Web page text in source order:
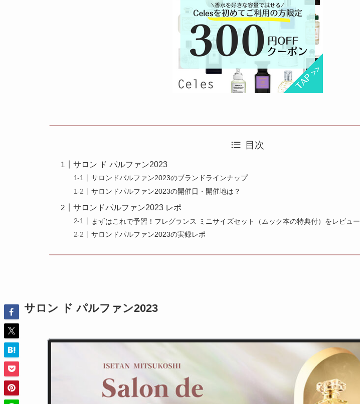
目次
サロン ド パルファン2023
サロンドパルファン2023のブランドラインナップ
サロンドパルファン2023の開催日・開催地は？
サロンドパルファン2023 レポ
まずはこれで予習！フレグランス ミニサイズセット（ムック本の特典付）をレビュー
サロンドパルファン2023の実録レポ
サロン ド パルファン2023